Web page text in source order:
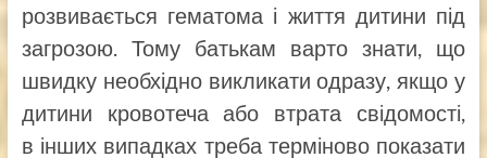
розвивається гематома і життя дитини під
загрозою. Тому батькам варто знати, що
швидку необхідно викликати одразу, якщо у
дитини кровотеча або втрата свідомості,
в інших випадках треба терміново показати